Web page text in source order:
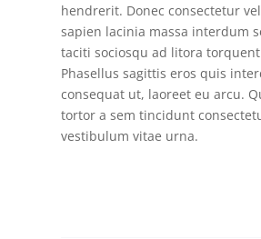
hendrerit. Donec consectetur
sapien lacinia massa interdum
taciti sociosqu ad litora
Phasellus sagittis eros quis
consequat ut, laoreet eu arcu.
tortor a sem tincidunt
vestibulum vitae urna.